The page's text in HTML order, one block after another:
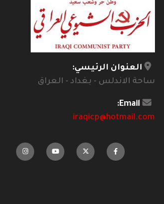
العنوان الرئيسي:
ساحة الاندلس - بغداد - العراق
Email:
iraqicp@hotmail.com